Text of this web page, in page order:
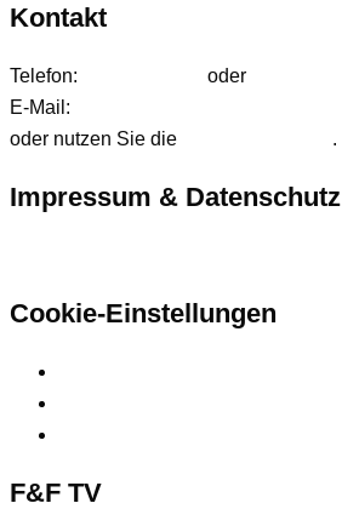
Kontakt
Telefon: oder
E-Mail:
oder nutzen Sie die
.
Impressum & Datenschutz
Cookie-Einstellungen
F&F TV